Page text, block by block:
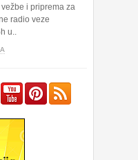
i priprema za
radio veze
u..